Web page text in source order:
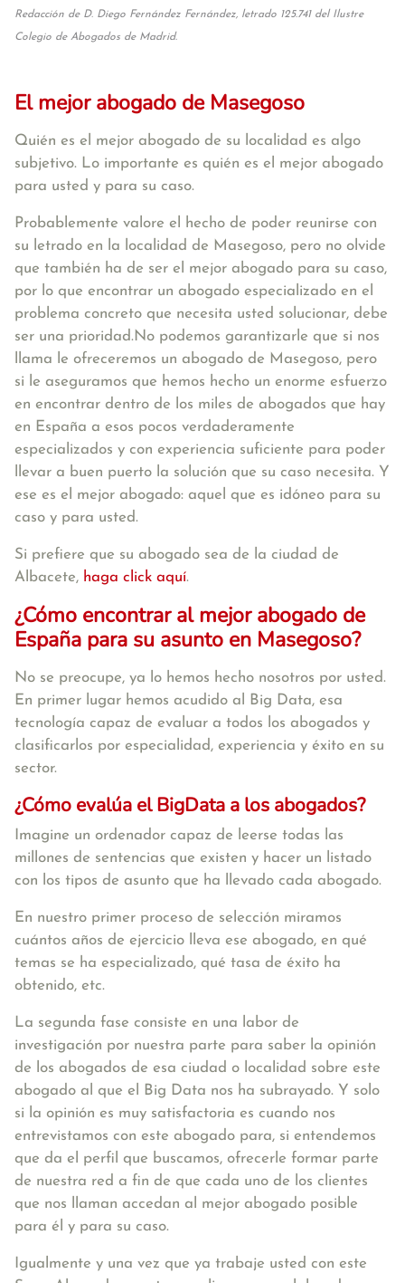
Redacción de D. Diego Fernández Fernández, letrado 125.741 del Ilustre
Colegio de Abogados de Madrid.
El mejor abogado de Masegoso
Quién es el mejor abogado de su localidad es algo
subjetivo. Lo importante es quién es el mejor abogado
para usted y para su caso.
Probablemente valore el hecho de poder reunirse con
su letrado en la localidad de Masegoso, pero no olvide
que también ha de ser el mejor abogado para su caso,
por lo que encontrar un abogado especializado en el
problema concreto que necesita usted solucionar, debe
ser una prioridad.No podemos garantizarle que si nos
llama le ofreceremos un abogado de Masegoso, pero
si le aseguramos que hemos hecho un enorme esfuerzo
en encontrar dentro de los miles de abogados que hay
en España a esos pocos verdaderamente
especializados y con experiencia suficiente para poder
llevar a buen puerto la solución que su caso necesita. Y
ese es el mejor abogado: aquel que es idóneo para su
caso y para usted.
Si prefiere que su abogado sea de la ciudad de
Albacete, haga click aquí.
¿Cómo encontrar al mejor abogado de
España para su asunto en Masegoso?
No se preocupe, ya lo hemos hecho nosotros por usted.
En primer lugar hemos acudido al Big Data, esa
tecnología capaz de evaluar a todos los abogados y
clasificarlos por especialidad, experiencia y éxito en su
sector.
¿Cómo evalúa el BigData a los abogados?
Imagine un ordenador capaz de leerse todas las
millones de sentencias que existen y hacer un listado
con los tipos de asunto que ha llevado cada abogado.
En nuestro primer proceso de selección miramos
cuántos años de ejercicio lleva ese abogado, en qué
temas se ha especializado, qué tasa de éxito ha
obtenido, etc.
La segunda fase consiste en una labor de
investigación por nuestra parte para saber la opinión
de los abogados de esa ciudad o localidad sobre este
abogado al que el Big Data nos ha subrayado. Y solo
si la opinión es muy satisfactoria es cuando nos
entrevistamos con este abogado para, si entendemos
que da el perfil que buscamos, ofrecerle formar parte
de nuestra red a fin de que cada uno de los clientes
que nos llaman accedan al mejor abogado posible
para él y para su caso.
Igualmente y una vez que ya trabaje usted con este